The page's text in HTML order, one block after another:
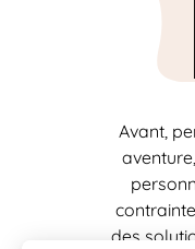
Avant,
des